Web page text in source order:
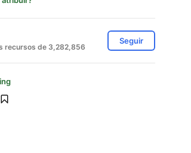
recursos de 3,282,856
Seguir